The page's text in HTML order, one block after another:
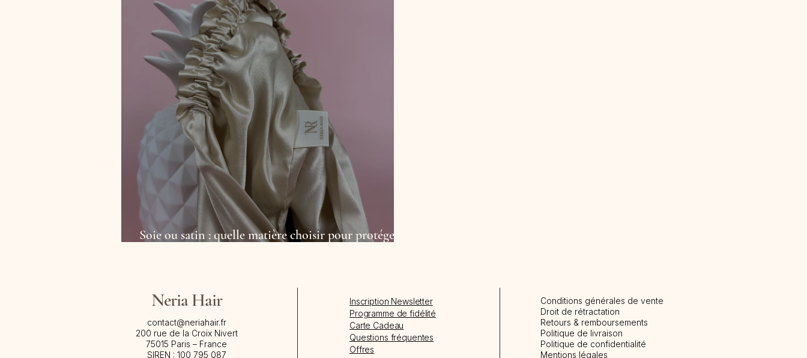
Soie ou satin : quelle matière choisir pour protéger
Neria Hair
contact@neriahair.fr
200 rue de la Croix Nivert
75015 Paris – France​
SIREN : 100 795 087
Inscription Newsletter
Programme de fidélité
Carte Cadeau
Questions fréquentes
Offres
Conditions générales de vente
Droit de rétractation
Retours & remboursements
Politique de livraison
Politique de confidentialité
Mentions légales